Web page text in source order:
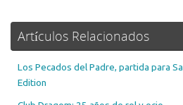
Artículos Relacionados
Los Pecados del Padre, partida para
Edition